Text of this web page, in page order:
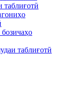
таблиғотӣ
таблиғотӣ